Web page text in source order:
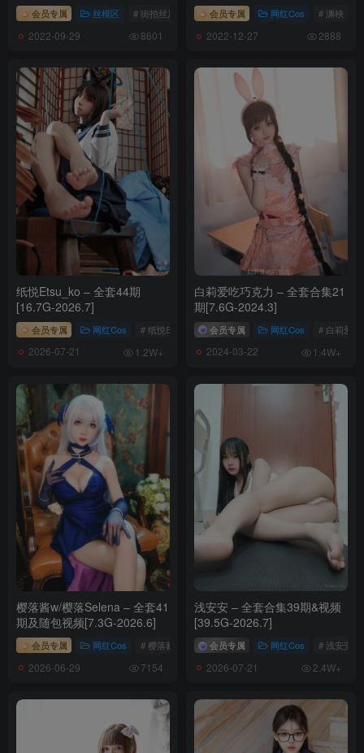
合集目录(V:视频)
[8.26更1]
Kitkat Cosplay 9 NO.009 Saber Alter Swim Suit [29P-42MB]
Kitkat Cosplay 9 NO.008 Misaki [25P-395MB]
Kitkat Cosplay 9 NO.007 St Louis [26P-473MB]
Kitkat Cosplay 9 NO.006 Jalter Maid [33P-379MB]
Kitkat Cosplay 9 NO.005 Mashu [14P-29MB]
Kitkat Cosplay 9 NO.004 Atago [29P-29MB]
Kitkat Cosplay 9 NO.003 Vanilla [14P-3MB]
Kitkat Cosplay 9 NO.001 Ahri [24P-28MB]
会员专属 丝模区 # 街拍丝足
2022-09-29 8601
会员专属 网红Cos # 渊秧
2022-12-27 2888
纸悦Etsu_ko – 全套44期
[16.7G-2026.7]
会员专属 网红Cos # 纸悦Etsu_ko
2026-07-21 1.2W+
白莉爱吃巧克力 – 全套合集21
期[7.6G-2024.3]
会员专属 网红Cos # 白莉爱吃
2024-03-22 1.4W+
樱落酱w/樱落Selena – 全套41
期及随包视频[7.3G-2026.6]
会员专属 网红Cos # 樱落酱w
2026-06-29 7154
浅安安 – 全套合集39期&视频
[39.5G-2026.7]
会员专属 网红Cos # 浅安安
2026-07-21 2.4W+